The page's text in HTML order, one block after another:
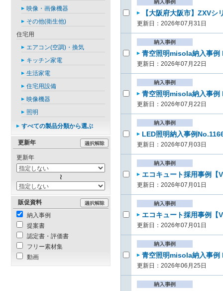
【大阪府大阪市】ZXV
更新日：2026年07月31日
青空照明misola納入事例
更新日：2026年07月22日
青空照明misola納入事
更新日：2026年07月22日
LED照明納入事例
更新日：2026年07月03日
エコキュート採用事例【
更新日：2026年07月01日
エコキュート採用事例
更新日：2026年07月01日
青空照明misola納入事
更新日：2026年06月25日
映像・画像機器
その他(衛生他)
住宅用
エアコン(空調)・換気
キッチン家電
生活家電
住宅用設備
映像機器
照明
すべての製品分類から選ぶ
更新年
更新年
販促資料
納入事例
提案書
認定書・評価書
フリー素材集
動画